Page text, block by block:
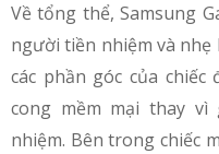
Về tổng thể, Samsung
người tiền nhiệm và nhẹ
các phần góc của
cong mềm mại thay
nhiệm. Bên trong chiếc